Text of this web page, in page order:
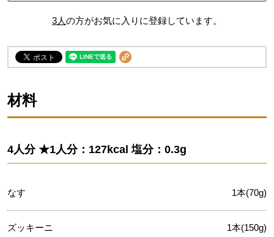
3人の方がお気に入りに登録しています。
材料
4人分 ★1人分：127kcal 塩分：0.3g
なす 1本(70g)
ズッキーニ 1本(150g)